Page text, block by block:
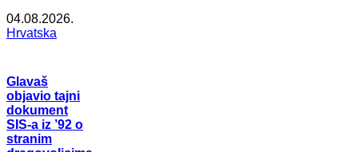
04.08.2026.
Hrvatska
Glavaš
objavio tajni
dokument
SIS-a iz ’92 o
stranim